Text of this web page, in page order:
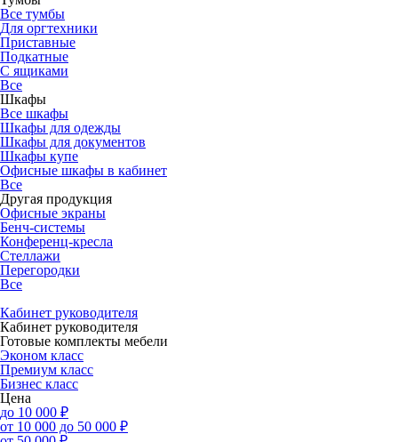
Все тумбы
Для оргтехники
Приставные
Подкатные
С ящиками
Все
Шкафы
Все шкафы
Шкафы для одежды
Шкафы для документов
Шкафы купе
Офисные шкафы в кабинет
Все
Другая продукция
Офисные экраны
Бенч-системы
Конференц-кресла
Стеллажи
Перегородки
Все
Кабинет руководителя
Кабинет руководителя
Готовые комплекты мебели
Эконом класс
Премиум класс
Бизнес класс
Цена
до 10 000 ₽
от 10 000 до 50 000 ₽